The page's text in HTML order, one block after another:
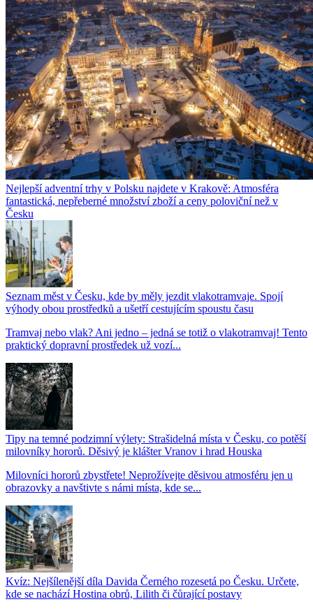
Nejlepší adventní trhy v Polsku najdete v Krakově: Atmosféra
fantastická, nepřeberné množství zboží a ceny poloviční než v
Česku
Seznam měst v Česku, kde by měly jezdit vlakotramvaje. Spojí
výhody obou prostředků a ušetří cestujícím spoustu času
Tramvaj nebo vlak? Ani jedno – jedná se totiž o vlakotramvaj! Tento
praktický dopravní prostředek už vozí...
Tipy na temné podzimní výlety: Strašidelná místa v Česku, co potěší
milovníky hororů. Děsivý je klášter Vranov i hrad Houska
Milovníci hororů zbystřete! Neprožívejte děsivou atmosféru jen u
obrazovky a navštivte s námi místa, kde se...
Kvíz: Nejšílenější díla Davida Černého rozesetá po Česku. Určete,
kde se nachází Hostina obrů, Lilith či čůrající postavy